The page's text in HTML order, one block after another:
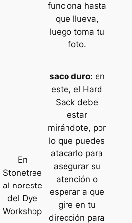
funciona hasta
que llueva,
luego toma tu
foto.
En
Stonetree
al noreste
del Dye
Workshop
saco duro: en
este, el Hard
Sack debe
estar
mirándote, por
lo que puedes
atacarlo para
asegurar su
atención o
esperar a que
gire en tu
dirección para